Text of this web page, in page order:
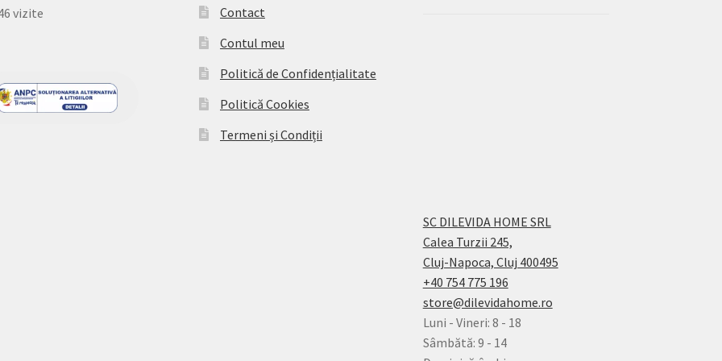
vizite
Contact
Contul meu
Politică de Confidențialitate
Politică Cookies
Termeni și Condiții
SC DILEVIDA HOME SRL
Calea Turzii 245,
Cluj-Napoca, Cluj 400495
+40 754 775 196
store@dilevidahome.ro
Luni - Vineri: 8 - 18
Sâmbătă: 9 - 14